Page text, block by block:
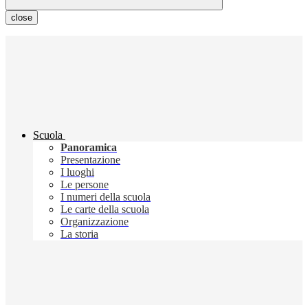
close
Scuola
Panoramica
Presentazione
I luoghi
Le persone
I numeri della scuola
Le carte della scuola
Organizzazione
La storia